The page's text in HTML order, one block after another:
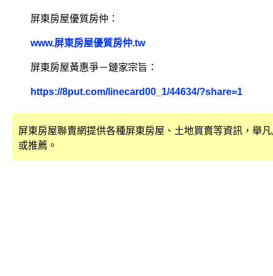
屏東房屋優質房仲：
www.屏東房屋優質房仲.tw
屏東房屋黃惠爭－鏈家宗旨：
https://8put.com/linecard00_1/44634/?share=1
屏東房屋聯賣網提供各種屏東房屋、土地買賣等資訊，舉
或推薦。